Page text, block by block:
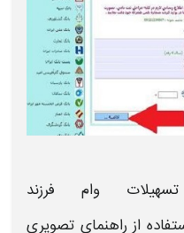
تسهیلات وام فرزند
از راهنمای تصویری